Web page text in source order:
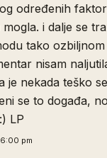
određenih
i dalje se
tako ozbiljnom
nisam
je nekada teško
se to događa,
LP
pm